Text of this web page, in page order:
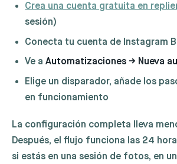
Crea una cuenta gratuita en
sesión)
Conecta tu cuenta de Instagram
Ve aAutomatizaciones → Nueva
Elige un disparador, añade los
en funcionamiento
La configuración completa lleva
Después, el flujo funciona las 24
si estás en una sesión de fotos, en